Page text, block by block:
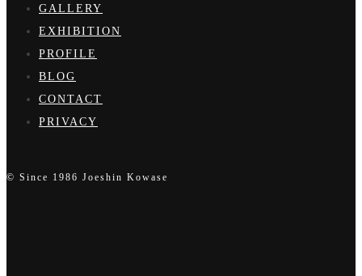
GALLERY
EXHIBITION
PROFILE
BLOG
CONTACT
PRIVACY
© Since 1986 Joeshin Kowase